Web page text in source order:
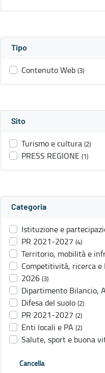
Tipo
Contenuto Web (3)
Sito
Turismo e cultura (2)
PRESS REGIONE (1)
Categoria
Istituzione e
PR 2021-2027 (4)
Territorio, mobilità e
Competitività, ricerca e
2026 (3)
Dipartimento Bilancio,
Difesa del suolo (2)
PR 2021-2027 (2)
Enti locali e PA (2)
Salute, sport e buona
Cancella